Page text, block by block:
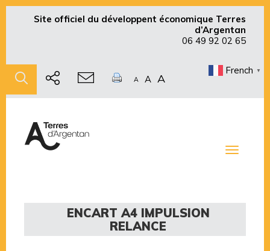
Site officiel du développent économique Terres
d’Argentan
06 49 92 02 65
A A A
French ▼
Toggle
ENCART A4 IMPULSION
RELANCE